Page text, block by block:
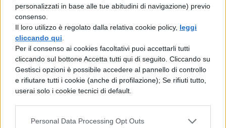
personalizzati in base alle tue abitudini di navigazione) previo
consenso.
Il loro utilizzo è regolato dalla relativa cookie policy, leggi
cliccando qui
Per il consenso ai cookies facoltativi puoi accettarli tutti
cliccando sul bottone Accetta tutti qui di seguito. Cliccando su
Gestisci opzioni è possibile accedere al pannello di controllo
e rifiutare tutti i cookie (anche di profilazione); Se rifiuti tutto,
userai solo i cookie tecnici di default.
Personal Data Processing Opt Outs
diritto e tecniche amministrative
Materie commissari esterni maturità
2016 Istituto professionale Servizi
per l’enogastronomia e l’ospitalità
alberghiera – articolazione sala e
prima prova scritta e lingua e letteratura